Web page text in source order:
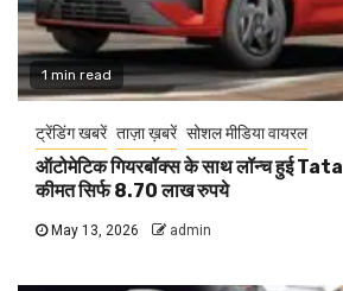
1 min read
ट्रेंडिंग खबरें ताज़ा ख़बरें सोशल मीडिया वायरल
ऑटोमेटिक गियरबॉक्स के साथ लॉन्च हुई
कीमत सिर्फ 8.70 लाख रुपये
May 13, 2026 admin